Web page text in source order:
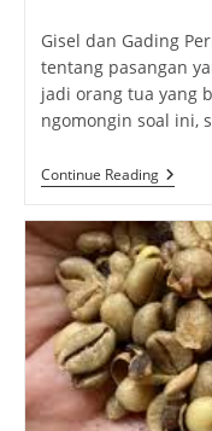
Gisel dan Gading
tentang pasangan
jadi orang tua yang
ngomongin soal ini,
Continue ReadingGisel
Dan
Dari
Ke
Orang
Tua
Hebat
Untuk
Gempi